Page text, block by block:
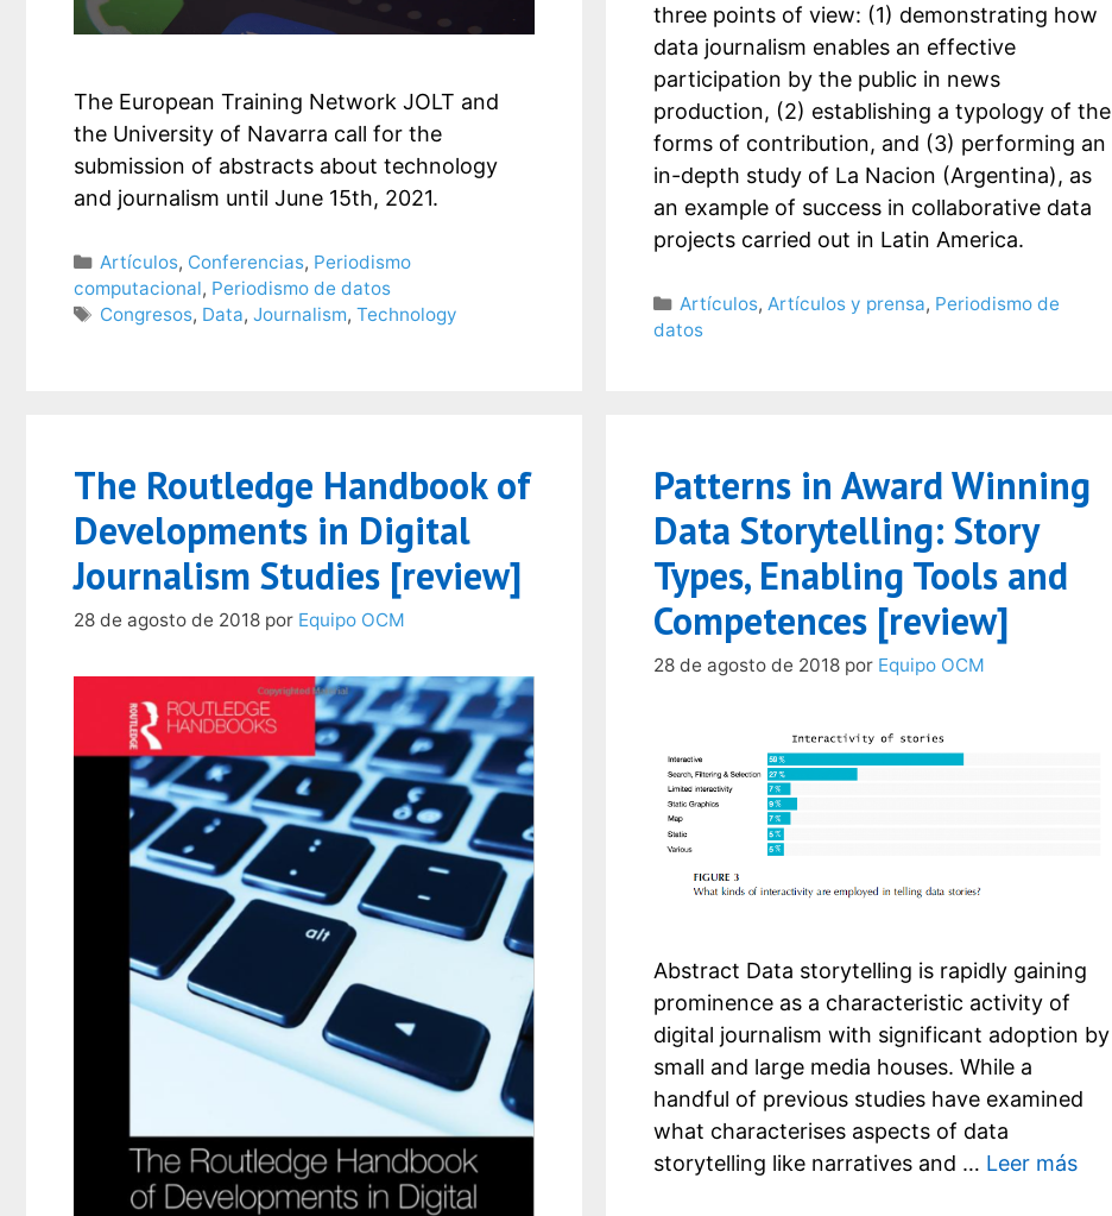
The European Training Network JOLT and
the University of Navarra call for the
submission of abstracts about technology
and journalism until June 15th, 2021.
Categorías
Artículos, Conferencias, Periodismo
computacional, Periodismo de datos
Etiquetas
Congresos, Data,Journalism,Technology
three points of view: (1) demonstrating how
data journalism enables an effective
participation by the public in news
production, (2) establishing a typology of the
forms of contribution, and (3) performing an
in-depth study of La Nacion (Argentina), as
an example of success in collaborative data
projects carried out in Latin America.
Categorías
Artículos, Artículos y prensa, Periodismo de
datos
The Routledge Handbook of
Developments in Digital
Journalism Studies [review]
28 de agosto de 2018 por Equipo OCM
Patterns in Award Winning
Data Storytelling: Story
Types, Enabling Tools and
Competences [review]
28 de agosto de 2018 por Equipo OCM
Abstract Data storytelling is rapidly gaining
prominence as a characteristic activity of
digital journalism with significant adoption by
small and large media houses. While a
handful of previous studies have examined
what characterises aspects of data
storytelling like narratives and … Leer más